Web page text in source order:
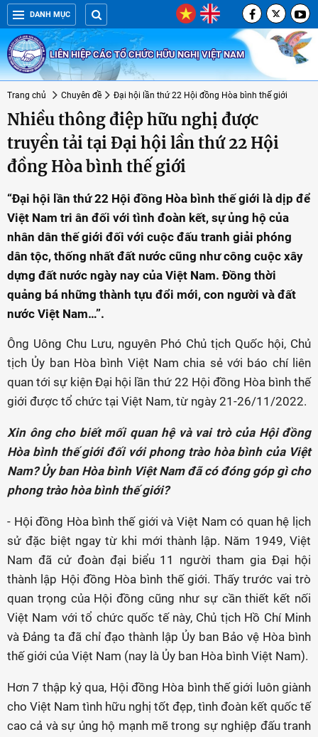
DANH MỤC
LIÊN HIỆP CÁC TỔ CHỨC HỮU NGHỊ VIỆT NAM
Trang chủ Chuyên đề Đại hội lần thứ 22 Hội đồng Hòa bình thế giới
Nhiều thông điệp hữu nghị được
truyền tải tại Đại hội lần thứ 22 Hội
đồng Hòa bình thế giới
“Đại hội lần thứ 22 Hội đồng Hòa bình thế giới là dịp để
Việt Nam tri ân đối với tình đoàn kết, sự ủng hộ của
nhân dân thế giới đối với cuộc đấu tranh giải phóng
dân tộc, thống nhất đất nước cũng như công cuộc xây
dựng đất nước ngày nay của Việt Nam. Đồng thời
quảng bá những thành tựu đổi mới, con người và đất
nước Việt Nam…”.
Ông Uông Chu Lưu, nguyên Phó Chủ tịch Quốc hội, Chủ
tịch Ủy ban Hòa bình Việt Nam chia sẻ với báo chí liên
quan tới sự kiện Đại hội lần thứ 22 Hội đồng Hòa bình thế
giới được tổ chức tại Việt Nam, từ ngày 21-26/11/2022.
Xin ông cho biết mối quan hệ và vai trò của Hội đồng
Hòa bình thế giới đối với phong trào hòa bình của Việt
Nam? Ủy ban Hòa bình Việt Nam đã có đóng góp gì cho
phong trào hòa bình thế giới?
- Hội đồng Hòa bình thế giới và Việt Nam có quan hệ lịch
sử đặc biệt ngay từ khi mới thành lập. Năm 1949, Việt
Nam đã cử đoàn đại biểu 11 người tham gia Đại hội
thành lập Hội đồng Hòa bình thế giới. Thấy trước vai trò
quan trọng của Hội đồng cũng như sự cần thiết kết nối
Việt Nam với tổ chức quốc tế này, Chủ tịch Hồ Chí Minh
và Đảng ta đã chỉ đạo thành lập Ủy ban Bảo vệ Hòa bình
thế giới của Việt Nam (nay là Ủy ban Hòa bình Việt Nam).
Hơn 7 thập kỷ qua, Hội đồng Hòa bình thế giới luôn giành
cho Việt Nam tình hữu nghị tốt đẹp, tình đoàn kết quốc tế
cao cả và sự ủng hộ mạnh mẽ trong sự nghiệp đấu tranh